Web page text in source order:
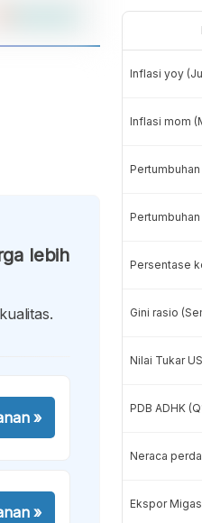
lebih
»
»
Inflasi yoy
Inflasi mom
Persentase
Gini rasio
Nilai Tukar
PDB ADHK
Neraca
Ekspor